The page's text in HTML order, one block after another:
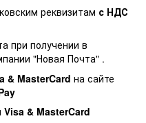
реквизитам с НДС
при получении в
"Новая Почта" .
& MasterCard на сайте
Visa & MasterCard